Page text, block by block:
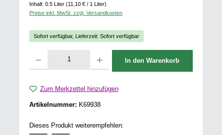
Inhalt:0.5 Liter(11,10 € / 1 Liter)
Preise inkl. MwSt. zzgl. Versandkosten
Sofort verfügbar, Lieferzeit: Sofort verfügbar
In den Warenkorb
Zum Merkzettel hinzufügen
Artikelnummer: K69938
Dieses Produkt weiterempfehlen: